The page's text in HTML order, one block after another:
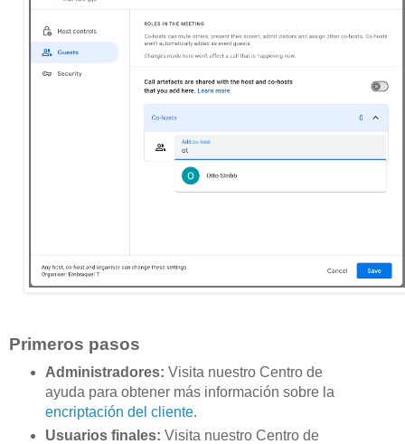
Primeros pasos
Administradores: Visita nuestro Centro de
ayuda para obtener más información sobre la
encriptación del cliente.
Usuarios finales: Visita nuestro Centro de